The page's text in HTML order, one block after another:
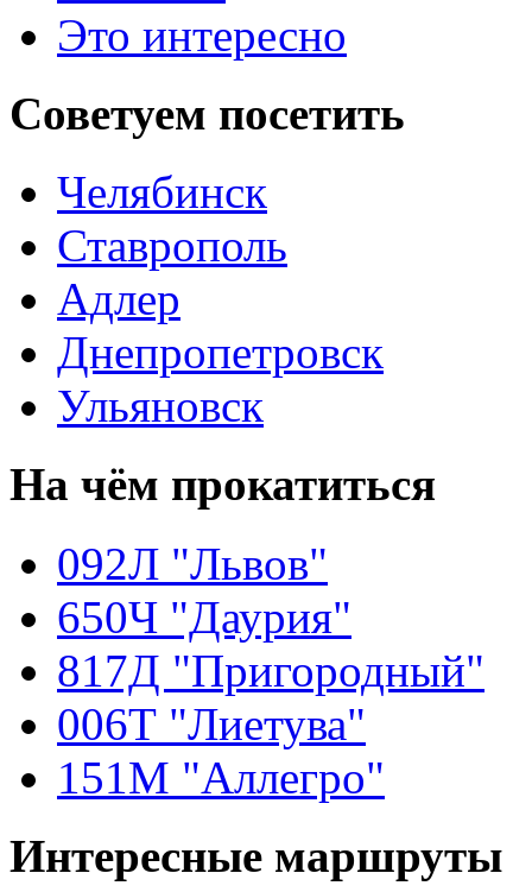
Это интересно
Советуем посетить
Челябинск
Ставрополь
Адлер
Днепропетровск
Ульяновск
На чём прокатиться
092Л "Львов"
650Ч "Даурия"
817Д "Пригородный"
006Т "Лиетува"
151М "Аллегро"
Интересные маршруты